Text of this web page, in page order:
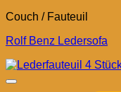
Couch / Fauteuil
Rolf Benz Ledersofa